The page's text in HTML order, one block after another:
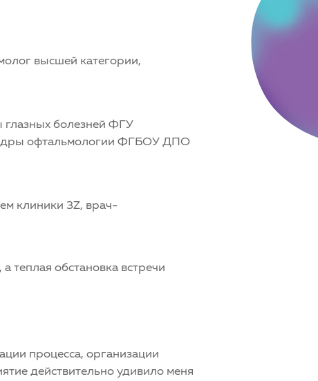
высшей категории,
глазных болезней ФГУ
офтальмологии ФГБОУ ДПО
клиники 3Z, врач-
теплая обстановка встречи
процесса, организации
действительно удивило меня